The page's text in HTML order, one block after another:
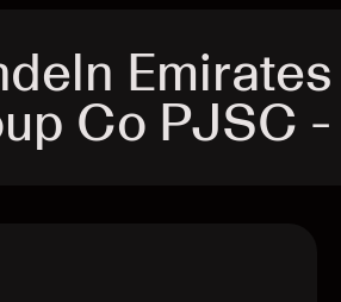
Co PJSC -